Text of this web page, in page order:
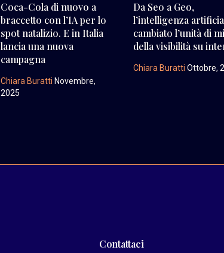
Coca-Cola di nuovo a
braccetto con l’IA per lo
spot natalizio. E in Italia
lancia una nuova
campagna
Chiara Buratti Novembre,
2025
Da Seo a Geo,
l’intelligenza
cambiato l’unità di
della visibilità su
Chiara Buratti Ottobre,
Contattaci